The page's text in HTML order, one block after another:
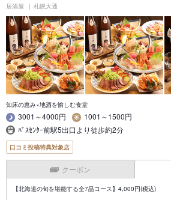
居酒屋 札幌大通
知床の恵み×地酒を愉しむ食堂
3001～4000円
1001～1500円
ﾊﾞｽｾﾝﾀｰ前駅5出口より徒歩約2分
口コミ投稿特典対象店
クーポン
【北海道の旬を堪能する全7品コース】4,000円(税込)